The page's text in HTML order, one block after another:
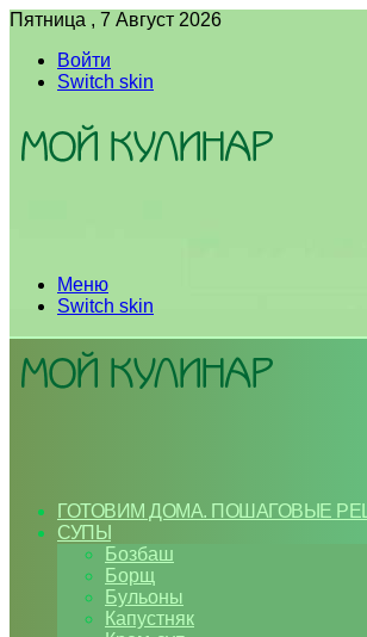
Пятница , 7 Август 2026
Войти
Switch skin
Меню
Switch skin
ГОТОВИМ ДОМА. ПОШАГОВЫЕ
СУПЫ
Бозбаш
Борщ
Бульоны
Капустняк